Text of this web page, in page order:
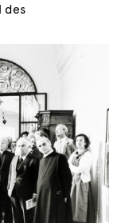
des